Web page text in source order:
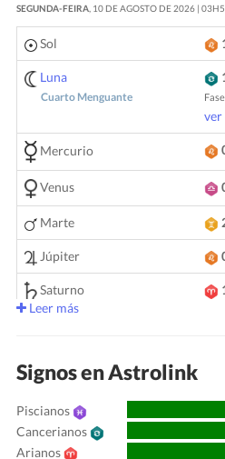
SEGUNDA-FEIRA, 10 DE AGOSTO DE 2026 |
Sol
Luna
Cuarto Menguante
ver
Mercurio
Venus
Marte
Júpiter
Saturno
Quirón
Leer más
Signos en Astrolink
Piscianos
Cancerianos
Arianos